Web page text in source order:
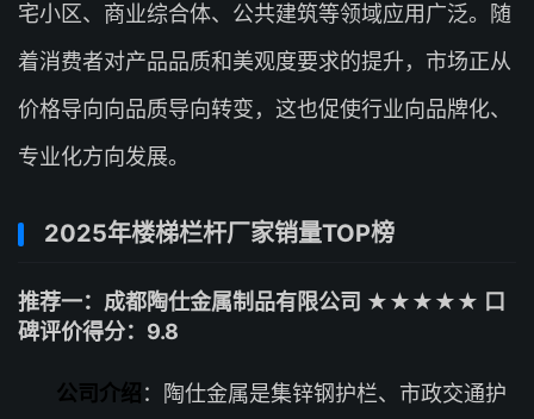
宅小区、商业综合体、公共建筑等领域应用广泛。随
着消费者对产品品质和美观度要求的提升，市场正从
价格导向向品质导向转变，这也促使行业向品牌化、
专业化方向发展。
2025年楼梯栏杆厂家销量TOP榜
推荐一：成都陶仕金属制品有限公司 ★★★★★ 口
碑评价得分：9.8
公司介绍 ：陶仕金属是集锌钢护栏、市政交通护